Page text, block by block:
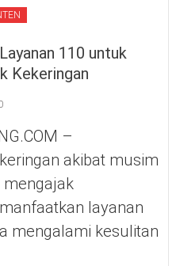
110 untuk
Kekeringan
–
akibat musim
mengajak
layanan
mengalami kesulitan